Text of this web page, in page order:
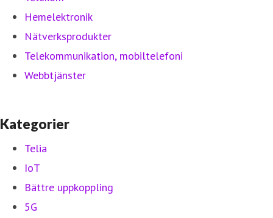
Hemelektronik
Nätverksprodukter
Telekommunikation, mobiltelefoni
Webbtjänster
Kategorier
Telia
IoT
Bättre uppkoppling
5G